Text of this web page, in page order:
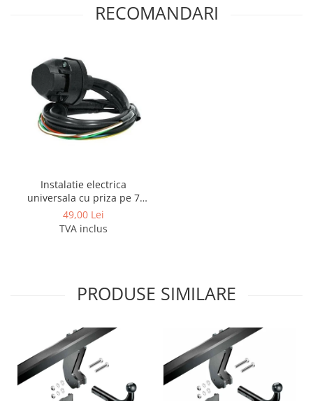
RECOMANDARI
Instalatie electrica
universala cu priza pe 7
pini
49,00 Lei
TVA inclus
PRODUSE SIMILARE